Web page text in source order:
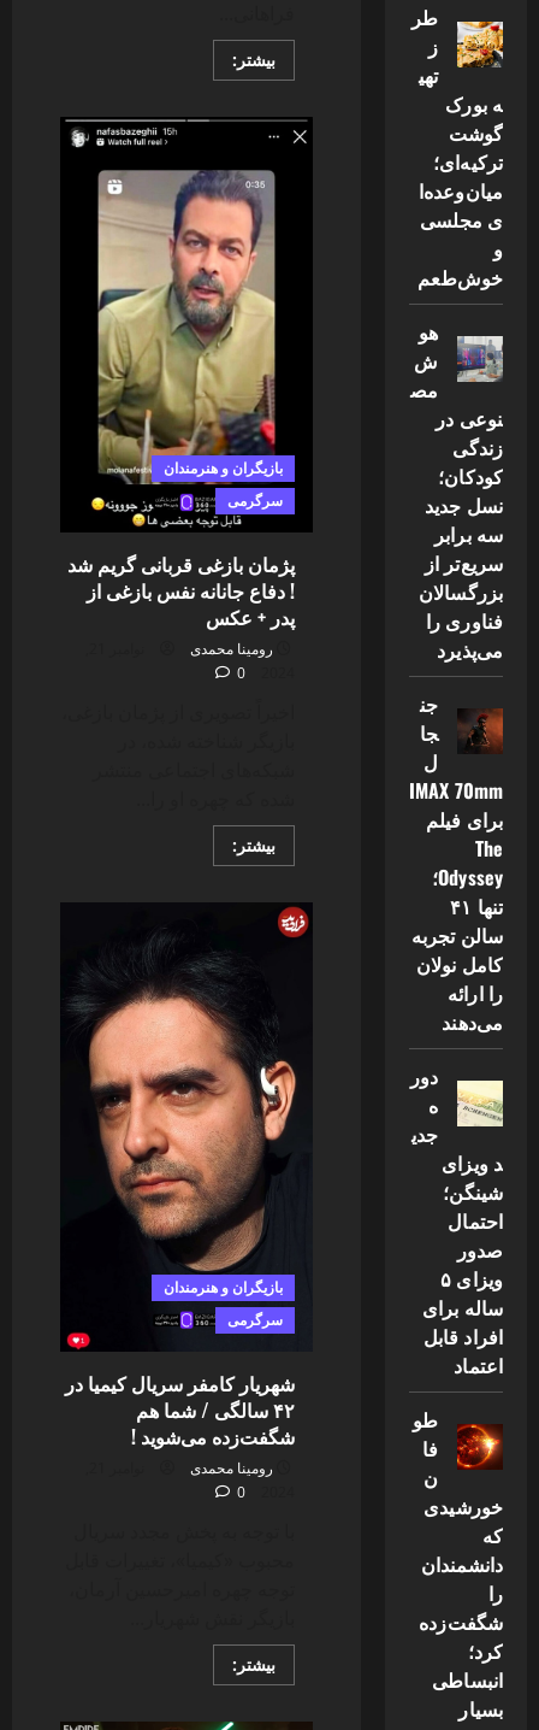
بیشتر:Read
more
شدن
مادر
گلشیفته
فراهانی
قاب
یک
عکس
خانوادگی
+
عکس
بازیگران و هنرمندان
سرگرمی
پژمان بازغی قربانی گریم شد
! دفاع جانانه نفس بازغی از
پدر + عكس
رومینا محمدی
0
بیشتر:Read
more
شد
!
دفاع
جانانه
نفس
بازغی
از
پدر
+
عكس
بازیگران و هنرمندان
سرگرمی
شهریار کامفر سریال کیمیا در
۴۲ سالگی / شما هم
شگفت‌زده می‌شوید !
رومینا محمدی
0
بیشتر:Read
more
طر
ز
تهی
ه بورک
گوشت
ترکیه‌ای؛
میان‌وعده‌ا
ی مجلسی
و
خوش‌طعم
هو
ش
مص
نوعی در
زندگی
کودکان؛
نسل جدید
سه برابر
سریع‌تر از
بزرگسالان
فناوری را
می‌پذیرد
جن
جا
ل
IMAX 70mm
برای فیلم
The
Odyssey؛
تنها ۴۱
سالن تجربه
کامل نولان
را ارائه
می‌دهند
دور
ه
جدی
د ویزای
شینگن؛
احتمال
صدور
ویزای ۵
ساله برای
افراد قابل
اعتماد
طو
فا
ن
خورشیدی
که
دانشمندان
را
شگفت‌زده
کرد؛
انبساطی
بسیار